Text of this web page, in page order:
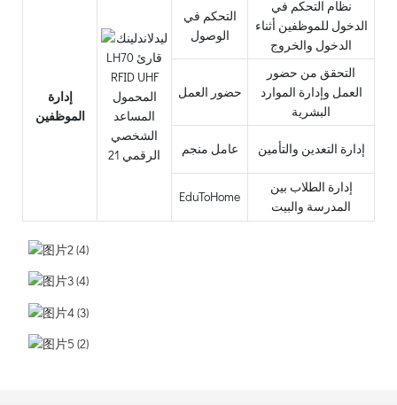
إدارة
الموظفين
التحكم في
الوصول
نظام التحكم في
الدخول للموظفين أثناء
الدخول والخروج
حضور العمل
التحقق من حضور
العمل وإدارة الموارد
البشرية
عامل منجم إدارة التعدين والتأمين
EduToHome
إدارة الطلاب بين
المدرسة والبيت